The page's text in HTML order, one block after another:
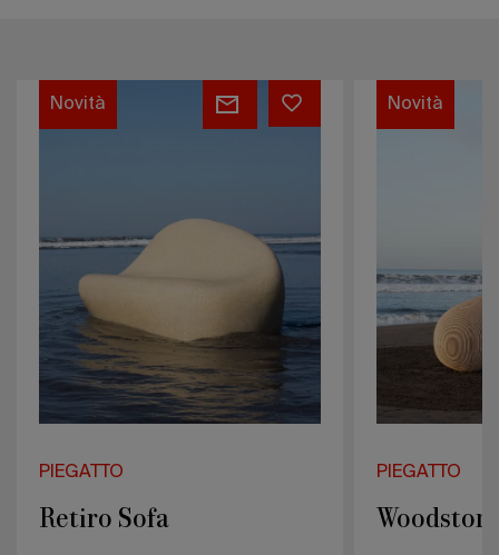
Woodstone
Novità
PIEGATTO
Woodstone sideboard
Woodstone
Novità
PIEGATTO